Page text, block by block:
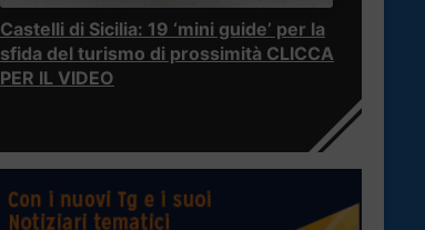
Castelli di Sicilia: 19 ‘mini guide’ per la
sfida del turismo di prossimità CLICCA
PER IL VIDEO